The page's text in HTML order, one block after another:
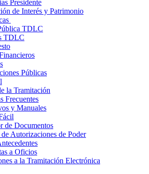
Presidente
de Interés y Patrimonio
TDLC
TDLC
Públicas
la Tramitación
Frecuentes
y Manuales
de Documentos
Autorizaciones de Poder
a Oficios
a la Tramitación Electrónica